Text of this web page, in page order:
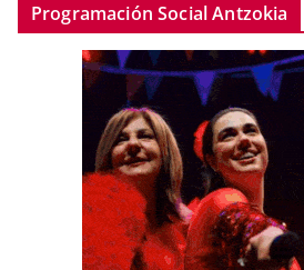
Programación Social Antzokia